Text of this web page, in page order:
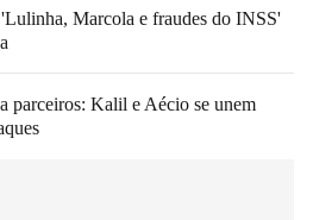
Marcola e fraudes do INSS'
parceiros: Kalil e Aécio se unem